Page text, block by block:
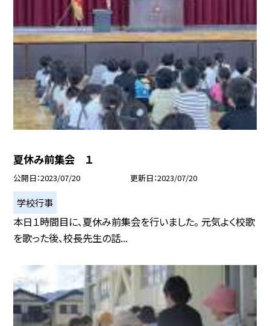
夏休み前集会 １
公開日 2023/07/20 更新日 2023/07/20
学校行事
本日１時間目に、夏休み前集会を行いました。 元気よく校歌
を歌った後、校長先生の話...